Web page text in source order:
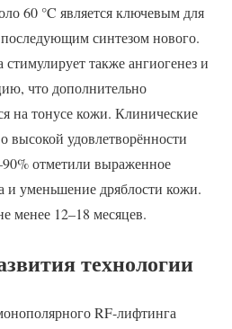
60 °C является ключевым для
последующим синтезом нового.
также ангиогенез и
что дополнительно
на тонусе кожи. Клинические
высокой удовлетворённости
отметили выраженное
и уменьшение дряблости кожи.
менее 12–18 месяцев.
технологии
RF-лифтинга